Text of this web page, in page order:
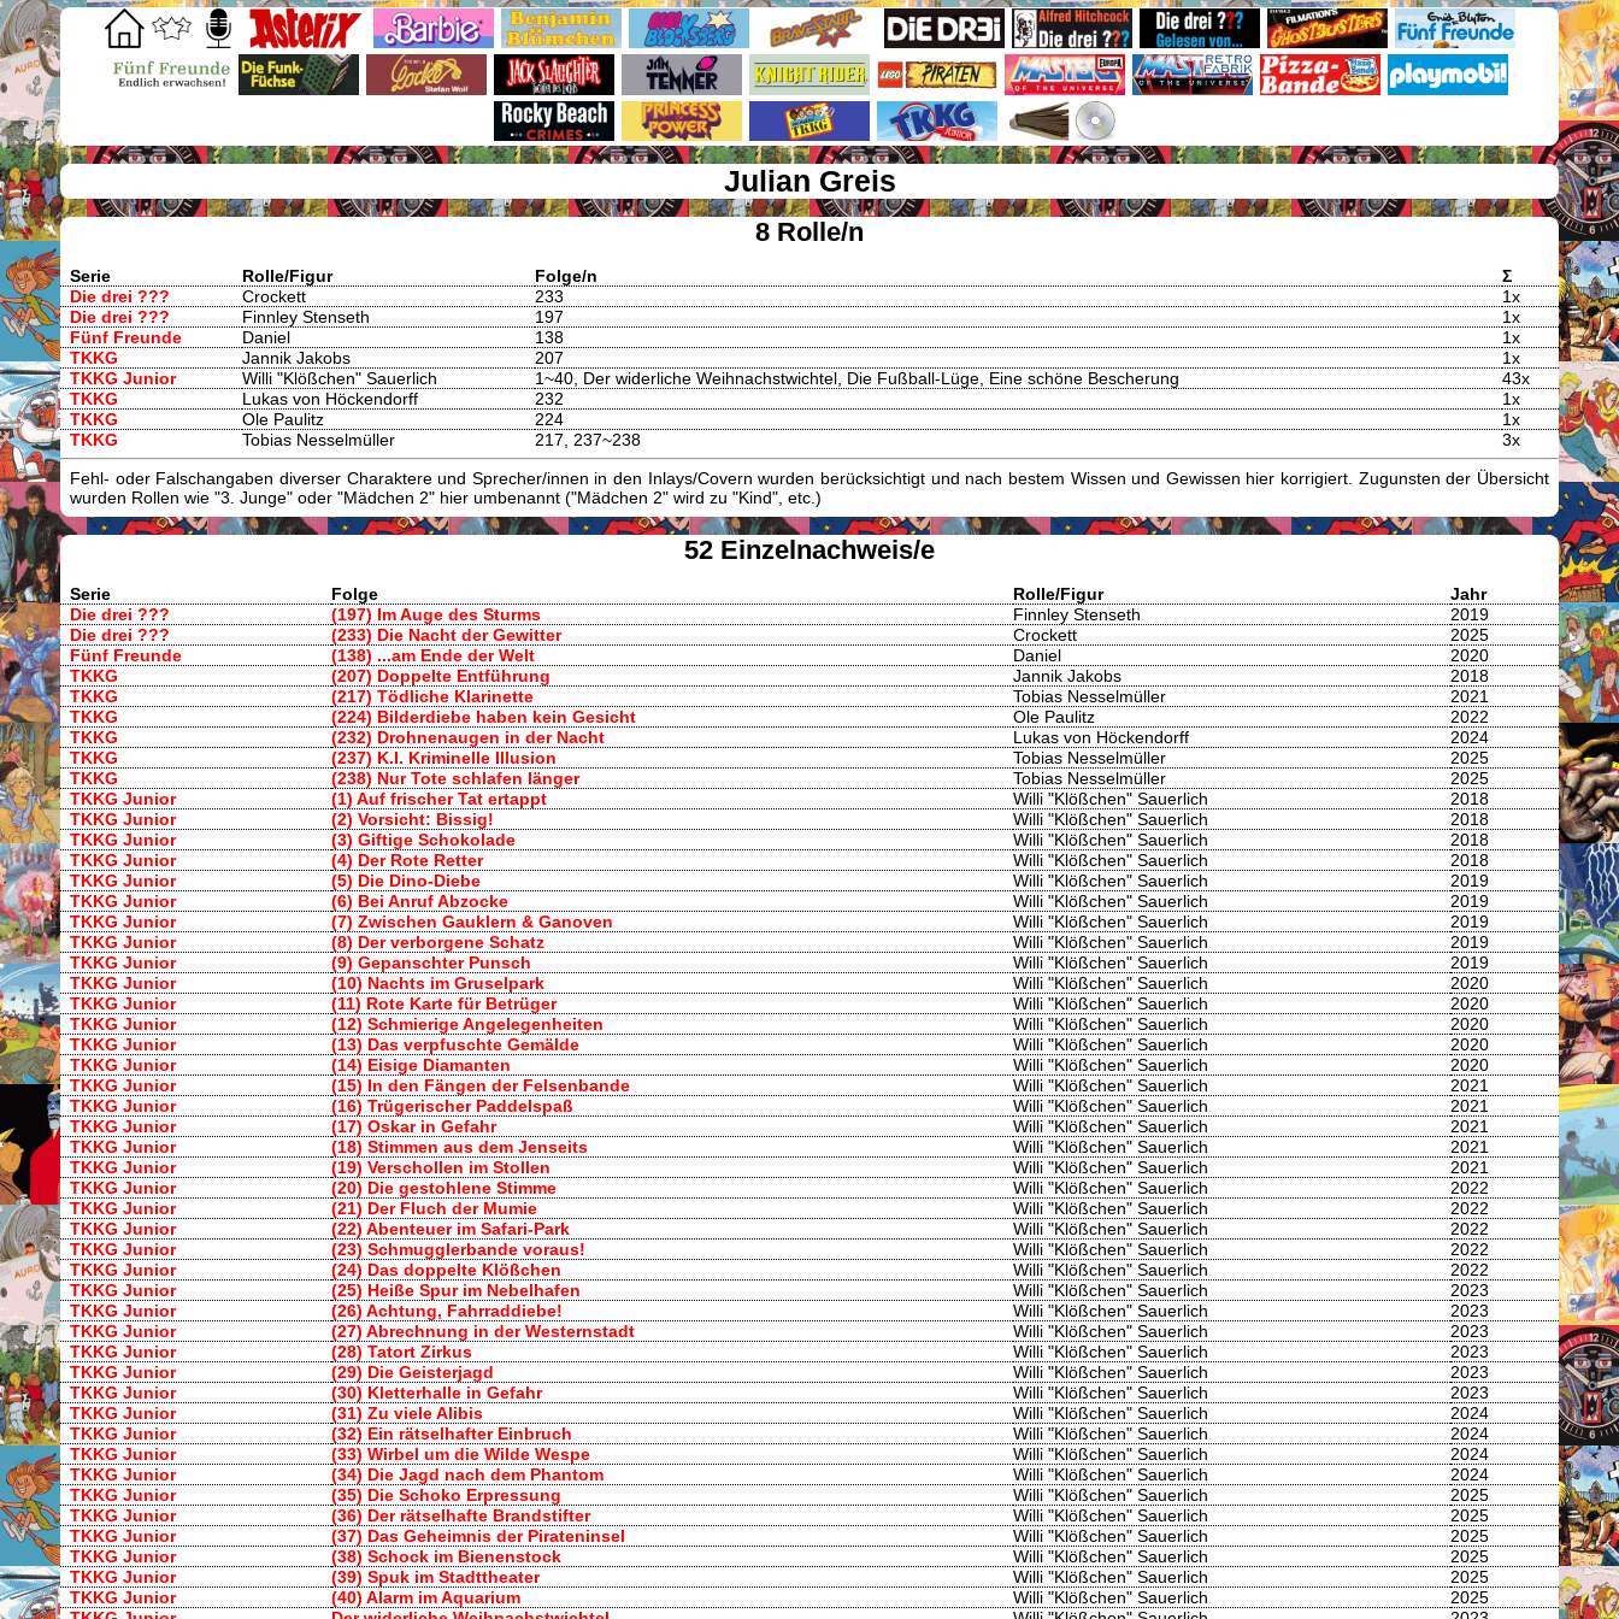
Julian Greis
8 Rolle/n
Serie Rolle/Figur Folge/n
Σ
Die drei ???
Crockett 233
1x
Die drei ???
Finnley Stenseth 197
1x
Fünf Freunde
Daniel 138
1x
TKKG
Jannik Jakobs 207
1x
TKKG Junior
Willi "Klößchen" Sauerlich 1~40, Der widerliche Weihnachstwichtel, Die Fußball-Lüge, Eine schöne Bescherung
43x
TKKG
Lukas von Höckendorff 232
1x
TKKG
Ole Paulitz 224
1x
TKKG
Tobias Nesselmüller 217, 237~238 3x
Fehl- oder Falschangaben diverser Charaktere und Sprecher/innen in den Inlays/Covern wurden berücksichtigt und nach bestem Wissen und Gewissen hier korrigiert. Zugunsten der Übersicht
wurden Rollen wie "3. Junge" oder "Mädchen 2" hier umbenannt ("Mädchen 2" wird zu "Kind", etc.)
52 Einzelnachweis/e
Serie Folge Rolle/Figur
Jahr
Die drei ???
(197) Im Auge des Sturms Finnley Stenseth
2019
Die drei ???
(233) Die Nacht der Gewitter Crockett
2025
Fünf Freunde
(138) ...am Ende der Welt Daniel
2020
TKKG
(207) Doppelte Entführung Jannik Jakobs
2018
TKKG
(217) Tödliche Klarinette Tobias Nesselmüller
2021
TKKG
(224) Bilderdiebe haben kein Gesicht Ole Paulitz
2022
TKKG
(232) Drohnenaugen in der Nacht Lukas von Höckendorff
2024
TKKG
(237) K.I. Kriminelle Illusion Tobias Nesselmüller
2025
TKKG
(238) Nur Tote schlafen länger Tobias Nesselmüller
2025
TKKG Junior
(1) Auf frischer Tat ertappt Willi "Klößchen" Sauerlich
2018
TKKG Junior
(2) Vorsicht: Bissig! Willi "Klößchen" Sauerlich
2018
TKKG Junior
(3) Giftige Schokolade Willi "Klößchen" Sauerlich
2018
TKKG Junior
(4) Der Rote Retter Willi "Klößchen" Sauerlich
2018
TKKG Junior
(5) Die Dino-Diebe Willi "Klößchen" Sauerlich
2019
TKKG Junior
(6) Bei Anruf Abzocke Willi "Klößchen" Sauerlich
2019
TKKG Junior
(7) Zwischen Gauklern & Ganoven Willi "Klößchen" Sauerlich
2019
TKKG Junior
(8) Der verborgene Schatz Willi "Klößchen" Sauerlich
2019
TKKG Junior
(9) Gepanschter Punsch Willi "Klößchen" Sauerlich
2019
TKKG Junior
(10) Nachts im Gruselpark Willi "Klößchen" Sauerlich
2020
TKKG Junior
(11) Rote Karte für Betrüger Willi "Klößchen" Sauerlich
2020
TKKG Junior
(12) Schmierige Angelegenheiten Willi "Klößchen" Sauerlich
2020
TKKG Junior
(13) Das verpfuschte Gemälde Willi "Klößchen" Sauerlich
2020
TKKG Junior
(14) Eisige Diamanten Willi "Klößchen" Sauerlich
2020
TKKG Junior
(15) In den Fängen der Felsenbande Willi "Klößchen" Sauerlich
2021
TKKG Junior
(16) Trügerischer Paddelspaß Willi "Klößchen" Sauerlich
2021
TKKG Junior
(17) Oskar in Gefahr Willi "Klößchen" Sauerlich
2021
TKKG Junior
(18) Stimmen aus dem Jenseits Willi "Klößchen" Sauerlich
2021
TKKG Junior
(19) Verschollen im Stollen Willi "Klößchen" Sauerlich
2021
TKKG Junior
(20) Die gestohlene Stimme Willi "Klößchen" Sauerlich
2022
TKKG Junior
(21) Der Fluch der Mumie Willi "Klößchen" Sauerlich
2022
TKKG Junior
(22) Abenteuer im Safari-Park Willi "Klößchen" Sauerlich
2022
TKKG Junior
(23) Schmugglerbande voraus! Willi "Klößchen" Sauerlich
2022
TKKG Junior
(24) Das doppelte Klößchen Willi "Klößchen" Sauerlich
2022
TKKG Junior
(25) Heiße Spur im Nebelhafen Willi "Klößchen" Sauerlich
2023
TKKG Junior
(26) Achtung, Fahrraddiebe! Willi "Klößchen" Sauerlich
2023
TKKG Junior
(27) Abrechnung in der Westernstadt Willi "Klößchen" Sauerlich
2023
TKKG Junior
(28) Tatort Zirkus Willi "Klößchen" Sauerlich
2023
TKKG Junior
(29) Die Geisterjagd Willi "Klößchen" Sauerlich
2023
TKKG Junior
(30) Kletterhalle in Gefahr Willi "Klößchen" Sauerlich
2023
TKKG Junior
(31) Zu viele Alibis Willi "Klößchen" Sauerlich
2024
TKKG Junior
(32) Ein rätselhafter Einbruch Willi "Klößchen" Sauerlich
2024
TKKG Junior
(33) Wirbel um die Wilde Wespe Willi "Klößchen" Sauerlich
2024
TKKG Junior
(34) Die Jagd nach dem Phantom Willi "Klößchen" Sauerlich
2024
TKKG Junior
(35) Die Schoko Erpressung Willi "Klößchen" Sauerlich
2025
TKKG Junior
(36) Der rätselhafte Brandstifter Willi "Klößchen" Sauerlich
2025
TKKG Junior
(37) Das Geheimnis der Pirateninsel Willi "Klößchen" Sauerlich
2025
TKKG Junior
(38) Schock im Bienenstock Willi "Klößchen" Sauerlich
2025
TKKG Junior
(39) Spuk im Stadttheater Willi "Klößchen" Sauerlich
2025
TKKG Junior
(40) Alarm im Aquarium Willi "Klößchen" Sauerlich
2025